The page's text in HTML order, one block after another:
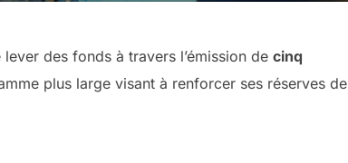
des fonds à travers l’émission de cinq
plus large visant à renforcer ses réserves de